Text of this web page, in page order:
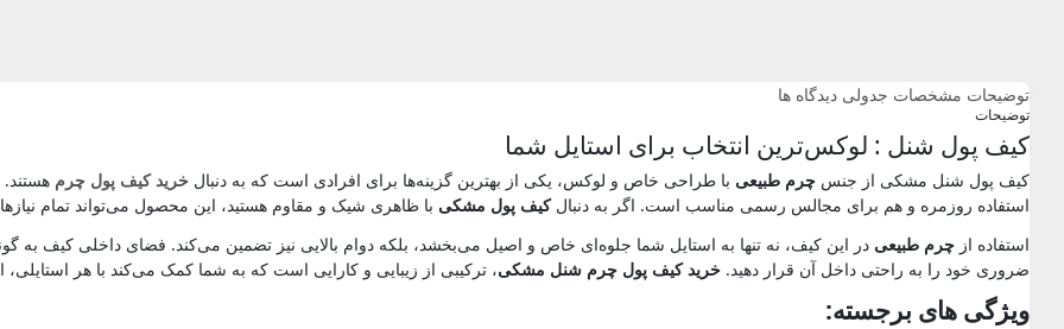
توضیحات مشخصات جدولی دیدگاه ها
توضیحات
کیف پول شنل : لوکس‌ترین انتخاب برای استایل شما
کیف پول شنل مشکی از جنس چرم طبیعی با طراحی خاص و لوکس، یکی از بهترین گزینه‌ها برای افرادی است که به دنبال خرید کیف پول چرم
استفاده روزمره و هم برای مجالس رسمی مناسب است. اگر به دنبالکیف پول مشکی با ظاهری شیک و مقاوم هستید، این محصول می‌تواند تمام
استفاده از چرم طبیعی در این کیف، نه تنها به استایل شما جلوه‌ای خاص و اصیل می‌بخشد، بلکه دوام بالایی نیز تضمین می‌کند. فضای داخلی کیف به
ضروری خود را به راحتی داخل آن قرار دهید. خرید کیف پول چرم شنل مشکی، ترکیبی از زیبایی و کارایی است که به شما کمک می‌کند با هر
ویژگی های برجسته: